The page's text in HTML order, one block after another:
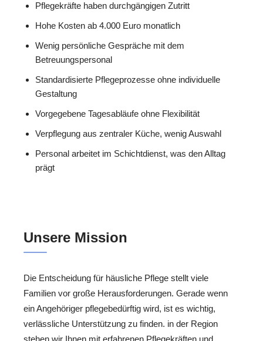
Pflegekräfte haben durchgängigen Zutritt
Hohe Kosten ab 4.000 Euro monatlich
Wenig persönliche Gespräche mit dem
Betreuungspersonal
Standardisierte Pflegeprozesse ohne individuelle
Gestaltung
Vorgegebene Tagesabläufe ohne Flexibilität
Verpflegung aus zentraler Küche, wenig Auswahl
Personal arbeitet im Schichtdienst, was den Alltag
prägt
Unsere Mission
Die Entscheidung für häusliche Pflege stellt viele
Familien vor große Herausforderungen. Gerade wenn
ein Angehöriger pflegebedürftig wird, ist es wichtig,
verlässliche Unterstützung zu finden. in der Region
stehen wir Ihnen mit erfahrenen Pflegekräften und